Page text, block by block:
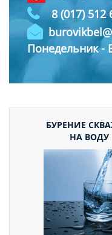
8 (017) 512
Понедельник -
БУРЕНИЕ
НА ВОДУ